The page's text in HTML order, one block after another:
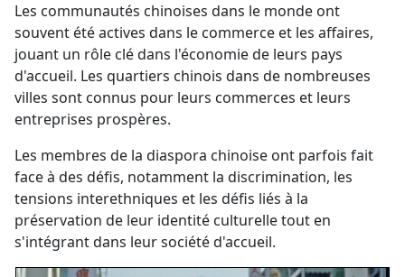
Les communautés chinoises dans le monde ont
souvent été actives dans le commerce et les affaires,
jouant un rôle clé dans l'économie de leurs pays
d'accueil. Les quartiers chinois dans de nombreuses
villes sont connus pour leurs commerces et leurs
entreprises prospères.
Les membres de la diaspora chinoise ont parfois fait
face à des défis, notamment la discrimination, les
tensions interethniques et les défis liés à la
préservation de leur identité culturelle tout en
s'intégrant dans leur société d'accueil.